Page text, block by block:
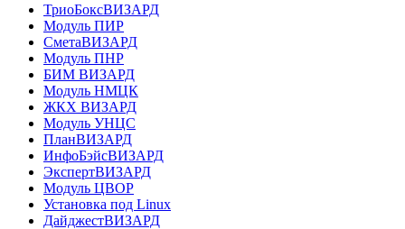
ТриоБоксВИЗАРД
Модуль ПИР
СметаВИЗАРД
Модуль ПНР
БИМ ВИЗАРД
Модуль НМЦК
ЖКХ ВИЗАРД
Модуль УНЦС
ПланВИЗАРД
ИнфоБэйсВИЗАРД
ЭкспертВИЗАРД
Модуль ЦВОР
Установка под Linux
ДайджестВИЗАРД